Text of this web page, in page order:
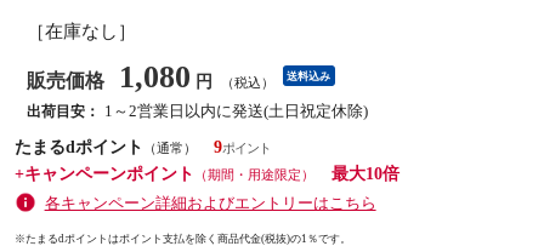
［在庫なし］
販売価格 1,080 円 （税込） 送料込み
出荷目安：
1～2営業日以内に発送(土日祝定休除)
たまるdポイント
（通常）
9
+キャンペーンポイント
（期間・用途限定）
最大10倍
各キャンペーン詳細およびエントリーはこちら
※たまるdポイントはポイント支払を除く商品代金(税抜)の1％です。